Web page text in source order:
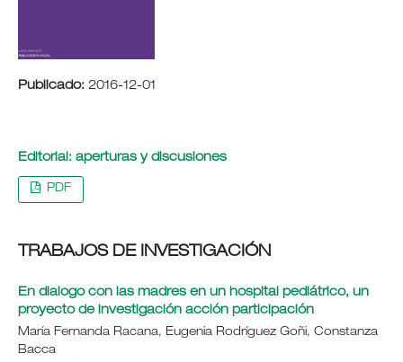
Publicado: 2016-12-01
Editorial: aperturas y discusiones
PDF
TRABAJOS DE INVESTIGACIÓN
En dialogo con las madres en un hospital pediátrico, un
proyecto de investigación acción participación
María Fernanda Racana, Eugenia Rodríguez Goñi, Constanza
Bacca